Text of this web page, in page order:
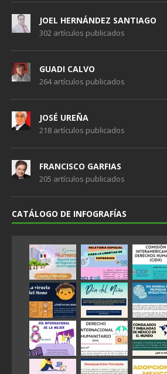
JOEL HERNÁNDEZ SANTIAGO
302 artículos publicados
GUADI CALVO
264 artículos publicados
JOSÉ UREÑA
218 artículos publicados
FRANCISCO GARFIAS
205 artículos publicados
CATÁLOGO DE INFOGRAFÍAS